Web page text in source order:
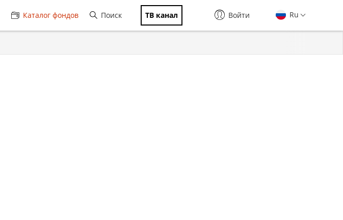
Каталог фондов Поиск ТВ канал Ru
Войти